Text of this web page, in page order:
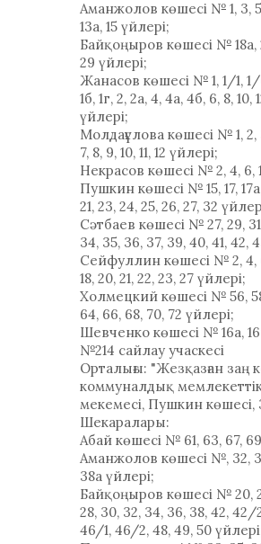
Аманжолов көшесі № 1, 3, 5,
13а, 15 үйлері;
Байқоңыров көшесі № 18а,
29 үйлері;
Жанасов көшесі № 1, 1/1, 1/
1б, 1г, 2, 2а, 4, 4а, 4б, 6, 8, 10,
үйлері;
Молдағұлова көшесі № 1, 2,
7, 8, 9, 10, 11, 12 үйлері;
Некрасов көшесі № 2, 4, 6,
Пушкин көшесі № 15, 17, 17а,
21, 23, 24, 25, 26, 27, 32
Сәтбаев көшесі № 27, 29,
34, 35, 36, 37, 39, 40, 41, 42,
Сейфуллин көшесі № 2, 4,
18, 20, 21, 22, 23, 27 үйлері;
Холмецкий көшесі № 56,
64, 66, 68, 70, 72 үйлері;
Шевченко көшесі № 16а,
№214 сайлау учаскесі
Орталығы: "Жезқазған заң
коммуналдық
мекемесі, Пушкин көшесі,
Шекаралары:
Абай көшесі № 61, 63, 67,
Аманжолов көшесі №, 32,
38а үйлері;
Байқоңыров көшесі № 20,
28, 30, 32, 34, 36, 38, 42, 42/
46/1, 46/2, 48, 49, 50